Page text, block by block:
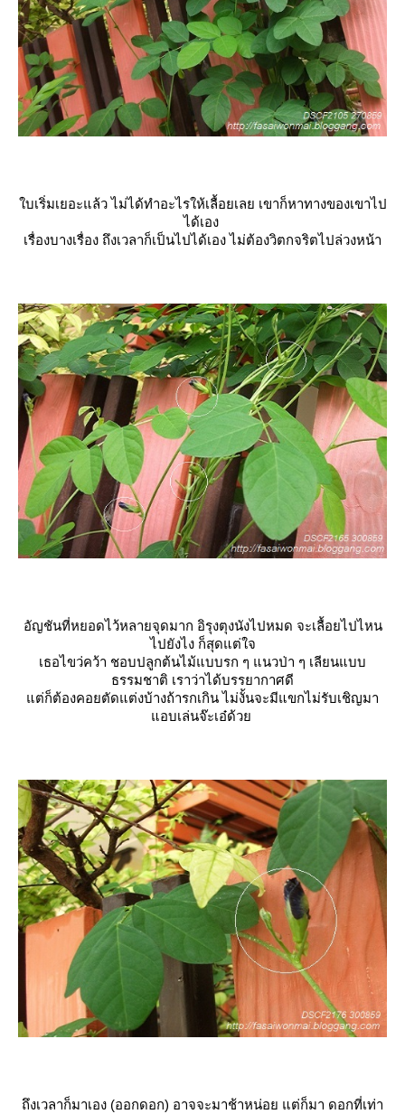
บเริ่มเยอะแล้ว ไม่ได้ทำอะไรให้เลื้อยเลย เขาก็หาทางของเขาไป
ได้เอง
เรื่องบางเรื่อง ถึงเวลาก็เป็นไปได้เอง ไม่ต้องวิตกจริตไปล่วงหน้า
อัญชันที่หยอดไว้หลายจุดมาก อิรุงตุงนังไปหมด จะเลื้อยไปไหน
ไปยังไง ก็สุดแต่ใจ
เธอไขว่คว้า ชอบปลูกต้นไม้แบบรก ๆ แนวป่า ๆ เลียนแบบ
ธรรมชาติ เราว่าได้บรรยากาศดี
ต่ก็ต้องคอยตัดแต่งบ้างถ้ารกเกิน ไม่งั้นจะมีแขกไม่รับเชิญมา
อบเล่นจ๊ะเอ๋ด้ว
ถึงเวลาก็มาเอง (ออกดอก) อาจจะมาช้าหน่อย แต่ก็มา ดอกที่เท่า